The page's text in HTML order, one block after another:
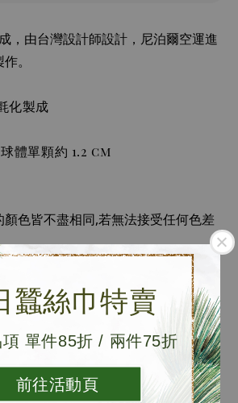
蠶絲巾特賣
單件85折 / 兩件75折
前往活動頁
，由台灣設計師設計，尼泊爾空運進
。
化製成
體單顆約 1.2 cm
色皆不盡相同,若無法接受任何色差
有些微差異，無法像機器製造般完
並非試用期，使用過之產品恕不接受
裝及產品完整。